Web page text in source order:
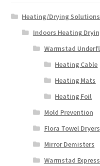
Heating/Drying Solutions
Indoors Heating
Warmstad
Heating Cable
Heating Mats
Heating Foil
Mold Prevention
Flora Towel Dryers
Mirror Demisters
Warmstad